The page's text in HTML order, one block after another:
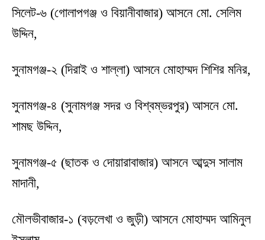
সিলেট-৬ (গোলাপগঞ্জ ও বিয়ানীবাজার) আসনে মো. সেলিম
উদ্দিন,
সুনামগঞ্জ-২ (দিরাই ও শাল্লা) আসনে মোহাম্মদ শিশির মনির,
সুনামগঞ্জ-৪ (সুনামগঞ্জ সদর ও বিশ্বম্ভরপুর) আসনে মো.
শামছ উদ্দিন,
সুনামগঞ্জ-৫ (ছাতক ও দোয়ারাবাজার) আসনে আব্দুস সালাম
মাদানী,
মৌলভীবাজার-১ (বড়লেখা ও জুড়ী) আসনে মোহাম্মদ আমিনুল